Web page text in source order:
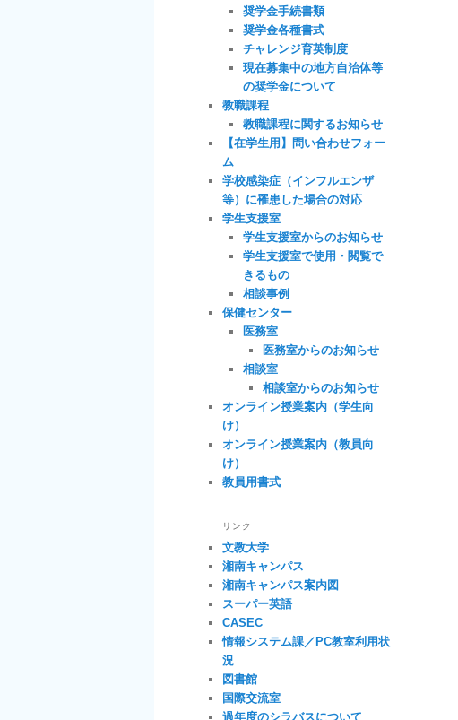
奨学金手続書類
奨学金各種書式
チャレンジ育英制度
現在募集中の地方自治体等
の奨学金について
教職課程
教職課程に関するお知らせ
【在学生用】問い合わせフォー
ム
学校感染症（インフルエンザ
等）に罹患した場合の対応
学生支援室
学生支援室からのお知らせ
学生支援室で使用・閲覧で
きるもの
相談事例
保健センター
医務室
医務室からのお知らせ
相談室
相談室からのお知らせ
オンライン授業案内（学生向
け）
オンライン授業案内（教員向
け）
教員用書式
リンク
文教大学
湘南キャンパス
湘南キャンパス案内図
スーパー英語
CASEC
情報システム課／PC教室利用状
況
図書館
国際交流室
過年度のシラバスについて